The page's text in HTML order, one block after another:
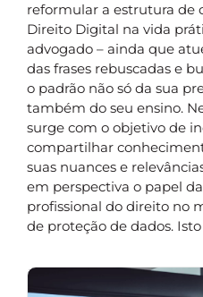
reformular a estrutura de
Direito Digital na vida
advogado – ainda que
das frases rebuscadas e
o padrão não só da sua
também do seu ensino.
surge com o objetivo de
compartilhar
suas nuances e
em perspectiva o papel
profissional do direito no
de proteção de dados.